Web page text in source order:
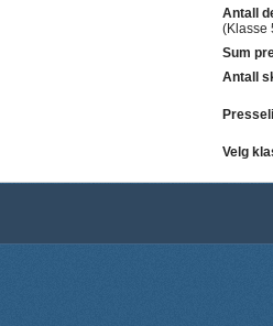
Antall
(Klasse
Sum
Antall
Velg